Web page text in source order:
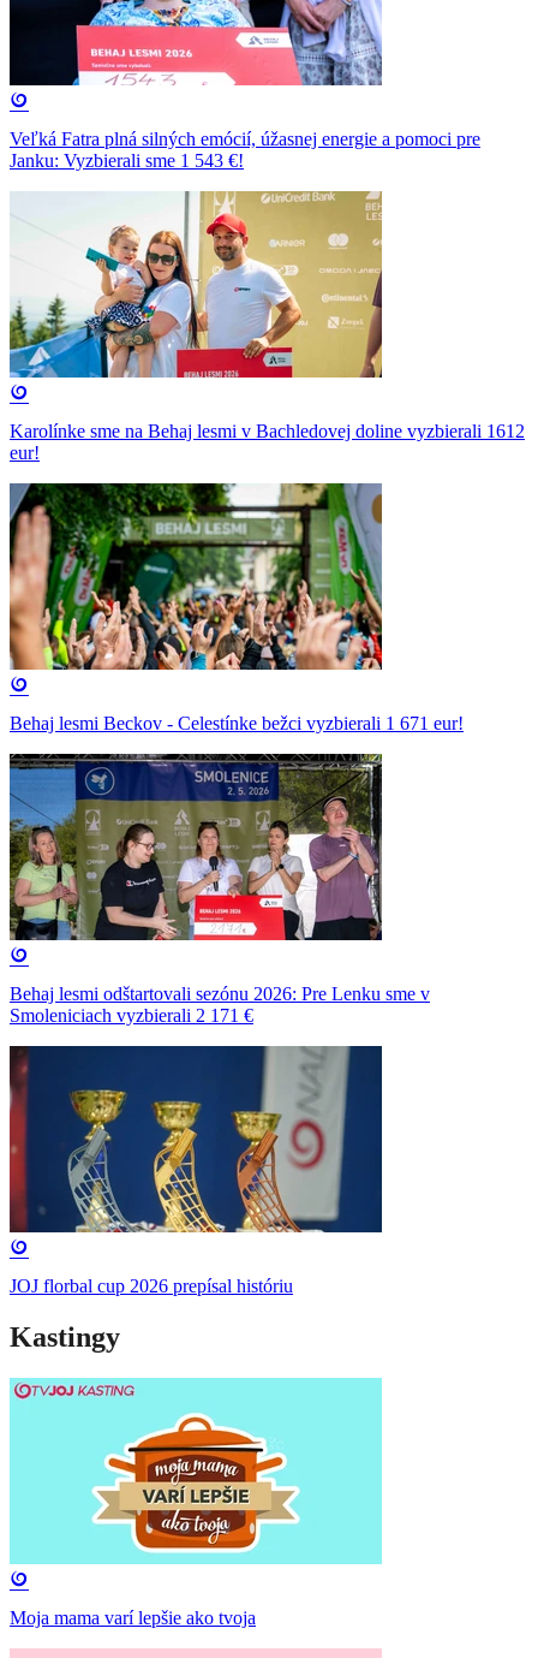
Veľká Fatra plná silných emócií, úžasnej energie a pomoci pre
Janku: Vyzbierali sme 1 543 €!
Karolínke sme na Behaj lesmi v Bachledovej doline vyzbierali 1612
eur!
Behaj lesmi Beckov - Celestínke bežci vyzbierali 1 671 eur!
Behaj lesmi odštartovali sezónu 2026: Pre Lenku sme v
Smoleniciach vyzbierali 2 171 €
JOJ florbal cup 2026 prepísal históriu
Kastingy
Moja mama varí lepšie ako tvoja